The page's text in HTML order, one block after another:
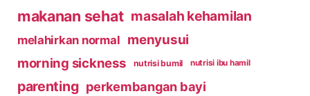
makanan sehat masalah kehamilan
melahirkan normal menyusui
morning sickness nutrisi bumil nutrisi ibu hamil
parenting perkembangan bayi